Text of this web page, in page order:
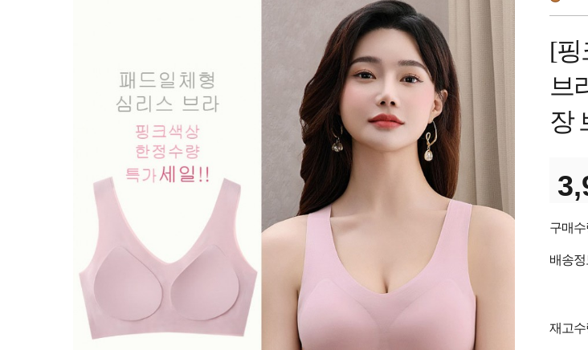
[핑
브
장
구매
배송정
재고수